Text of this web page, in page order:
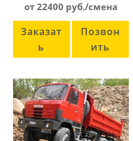
от 22400 руб./смена
Заказат
ь
Позвон
ить